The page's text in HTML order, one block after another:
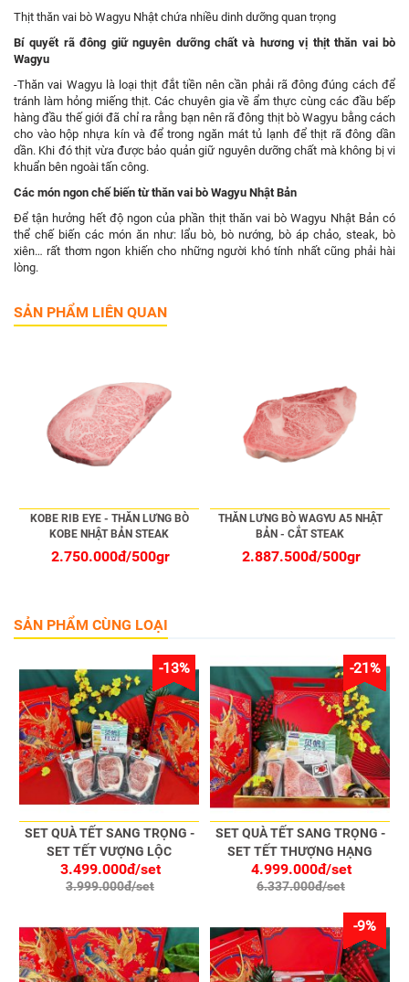
Thịt thăn vai bò Wagyu Nhật chứa nhiều dinh dưỡng quan trọng
Bí quyết rã đông giữ nguyên dưỡng chất và hương vị thịt thăn vai bò
Wagyu
-Thăn vai Wagyu là loại thịt đắt tiền nên cần phải rã đông đúng cách để
tránh làm hỏng miếng thịt. Các chuyên gia về ẩm thực cùng các đầu bếp
hàng đầu thế giới đã chỉ ra rằng bạn nên rã đông thịt bò Wagyu bằng cách
cho vào hộp nhựa kín và để trong ngăn mát tủ lạnh để thịt rã đông dần
dần. Khi đó thịt vừa được bảo quản giữ nguyên dưỡng chất mà không bị vi
khuẩn bên ngoài tấn công.
Các món ngon chế biến từ thăn vai bò Wagyu Nhật Bản
Để tận hưởng hết độ ngon của phần thịt thăn vai bò Wagyu Nhật Bản có
thể chế biến các món ăn như: lẩu bò, bò nướng, bò áp chảo, steak, bò
xiên… rất thơm ngon khiến cho những người khó tính nhất cũng phải hài
lòng.
SẢN PHẨM LIÊN QUAN
KOBE RIB EYE - THĂN LƯNG BÒ
KOBE NHẬT BẢN STEAK
2.750.000đ/500gr
THĂN LƯNG BÒ WAGYU A5 NHẬT
BẢN - CẮT STEAK
2.887.500đ/500gr
SẢN PHẨM CÙNG LOẠI
SET QUÀ TẾT SANG TRỌNG -
SET TẾT VƯỢNG LỘC
3.499.000đ/set
3.999.000đ/set
-13%
SET QUÀ TẾT SANG TRỌNG -
SET TẾT THƯỢNG HẠNG
4.999.000đ/set
6.337.000đ/set
-21%
-9%